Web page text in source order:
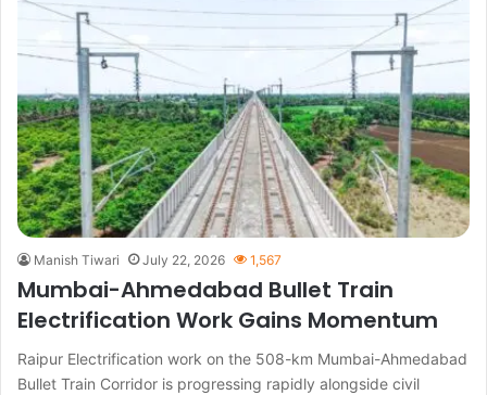
Manish Tiwari July 22, 2026 1,567
Mumbai-Ahmedabad Bullet Train
Electrification Work Gains Momentum
Raipur Electrification work on the 508-km Mumbai-Ahmedabad
Bullet Train Corridor is progressing rapidly alongside civil